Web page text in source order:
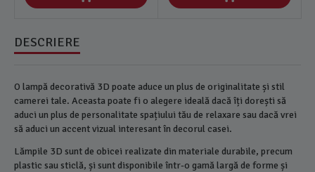
DESCRIERE
O lampă decorativă 3D poate aduce un plus de originalitate și stil
camerei tale. Aceasta poate fi o alegere ideală dacă îți dorești să
aduci un plus de personalitate spațiului tău de relaxare sau dacă vrei
să aduci un accent vizual interesant în decorul casei.
Lămpile 3D sunt de obicei realizate din materiale durabile, precum
plastic sau sticlă, și sunt disponibile într-o gamă largă de forme și